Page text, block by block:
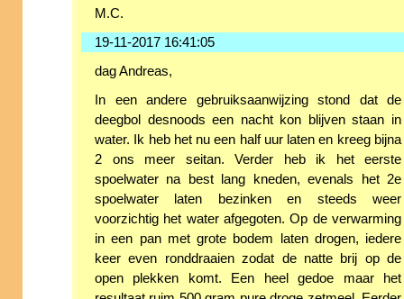
M.C.
19-11-2017 16:41:05
dag Andreas,
In een andere gebruiksaanwijzing stond dat de
deegbol desnoods een nacht kon blijven staan in
water. Ik heb het nu een half uur laten en kreeg bijna
2 ons meer seitan. Verder heb ik het eerste
spoelwater na best lang kneden, evenals het 2e
spoelwater laten bezinken en steeds weer
voorzichtig het water afgegoten. Op de verwarming
in een pan met grote bodem laten drogen, iedere
keer even ronddraaien zodat de natte brij op de
open plekken komt. Een heel gedoe maar het